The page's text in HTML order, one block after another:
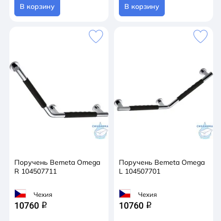
В корзину В корзину
Поручень Bemeta Omega
R 104507711
Чехия
10760 q
Поручень Bemeta Omega
L 104507701
Чехия
10760 q